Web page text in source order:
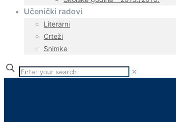
Učenički radovi
Literarni
Crteži
Snimke
✕